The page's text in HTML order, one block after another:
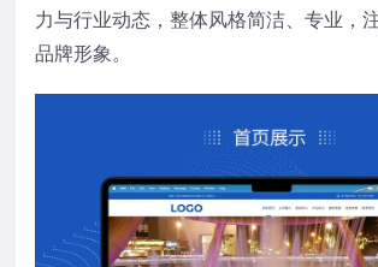
力与行业动态，整体风格简洁、专业，
品牌形象。